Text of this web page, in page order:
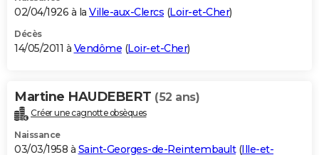
02/04/1926 à la Ville-aux-Clercs (Loir-et-Cher)
Décès
14/05/2011 à Vendôme (Loir-et-Cher)
Martine HAUDEBERT (52 ans)
Créer une cagnotte obsèques
Naissance
03/03/1958 à Saint-Georges-de-Reintembault(Ille-et-